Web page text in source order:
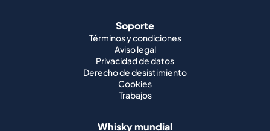
Soporte
Términos y condiciones
Aviso legal
Privacidad de datos
Derecho de desistimiento
Cookies
Trabajos
Whisky mundial